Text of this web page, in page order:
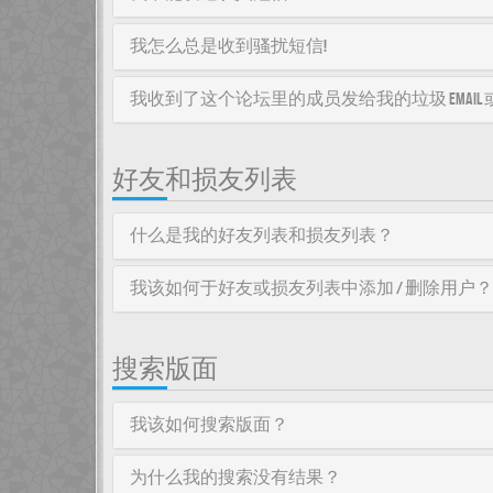
我怎么总是收到骚扰短信!
我收到了这个论坛里的成员发给我的垃圾 email
好友和损友列表
什么是我的好友列表和损友列表？
我该如何于好友或损友列表中添加 / 删除用户？
搜索版面
我该如何搜索版面？
为什么我的搜索没有结果？